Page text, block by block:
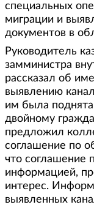
специальных
миграции и
документов в
Руководитель
замминистра
рассказал об
выявлению
им была
двойному
предложил
соглашение по
что соглашение
информацией,
интерес.
выявленных